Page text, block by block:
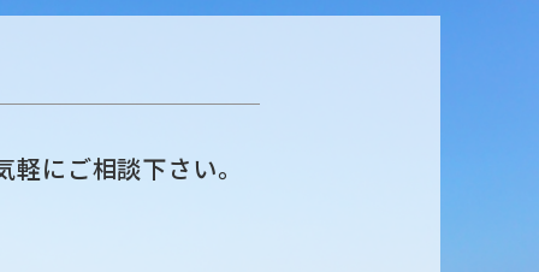
にご相談下さい。